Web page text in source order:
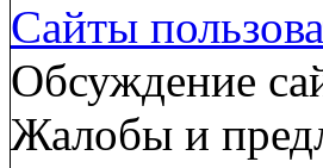
Сайты
Обсуждение
Жалобы и